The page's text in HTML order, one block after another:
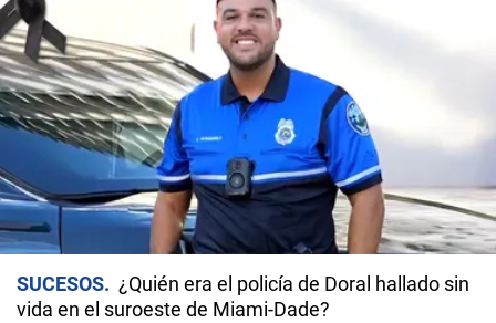
SUCESOS
¿Quién era el policía de Doral hallado sin
vida en el suroeste de Miami-Dade?